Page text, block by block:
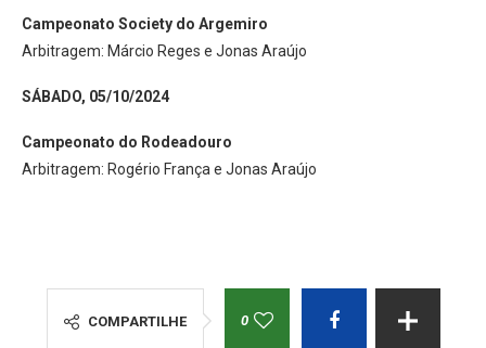
Campeonato Society do Argemiro
Arbitragem: Márcio Reges e Jonas Araújo
SÁBADO, 05/10/2024
Campeonato do Rodeadouro
Arbitragem: Rogério França e Jonas Araújo
COMPARTILHE 0